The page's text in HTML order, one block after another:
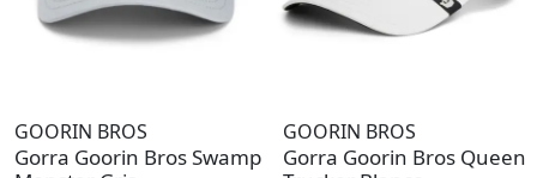
GOORIN BROS
Gorra Goorin Bros Swamp
GOORIN BROS
Gorra Goorin Bros Queen